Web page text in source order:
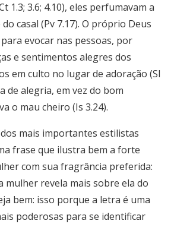
1.3; 3.6; 4.10), eles perfumavam a
casal (Pv 7.17). O próprio Deus
evocar nas pessoas, por
e sentimentos alegres dos
em culto no lugar de adoração (Sl
de alegria, em vez do bom
o mau cheiro (Is 3.24).
mais importantes estilistas
frase que ilustra bem a forte
com sua fragrância preferida:
mulher revela mais sobre ela do
bem: isso porque a letra é uma
poderosas para se identificar